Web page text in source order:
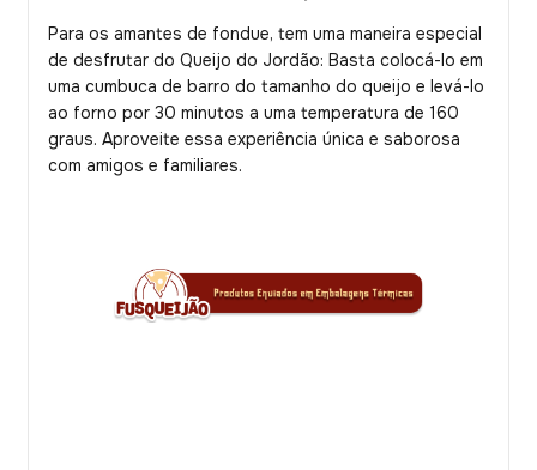
Para os amantes de fondue, tem uma maneira especial
de desfrutar do Queijo do Jordão: Basta colocá-lo em
uma cumbuca de barro do tamanho do queijo e levá-lo
ao forno por 30 minutos a uma temperatura de 160
graus. Aproveite essa experiência única e saborosa
com amigos e familiares.